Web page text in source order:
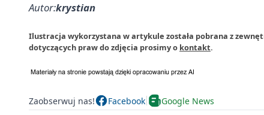
Autor:krystian
Ilustracja wykorzystana w artykule została pobrana z
dotyczących praw do zdjęcia prosimy o kontakt.
Zaobserwuj nas! Facebook Google News